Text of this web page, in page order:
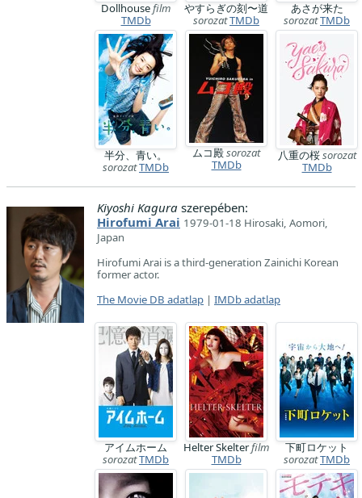
Dollhousefilm
TMDb
やすらぎの刻〜道
sorozatTMDb
あさが来た
sorozatTMDb
半分、青い。
sorozatTMDb
ムコ殿sorozat
TMDb
八重の桜sorozat
TMDb
Kiyoshi Kagura szerepében:
Hirofumi Arai 1979-01-18 Hirosaki, Aomori,
Japan
Hirofumi Arai is a third-generation Zainichi Korean
former actor.
The Movie DB adatlap | IMDb adatlap
アイムホーム
sorozatTMDb
Helter Skelterfilm
TMDb
下町ロケット
sorozatTMDb